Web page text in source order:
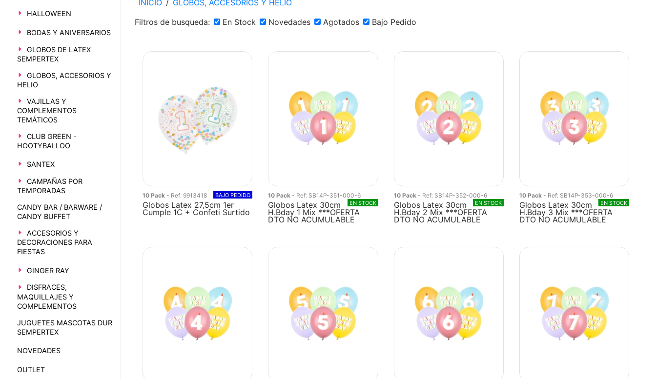
HALLOWEEN
BODAS Y ANIVERSARIOS
GLOBOS DE LATEX
SEMPERTEX
GLOBOS, ACCESORIOS Y
HELIO
VAJILLAS Y
COMPLEMENTOS
TEMÁTICOS
CLUB GREEN -
HOOTYBALLOO
SANTEX
CAMPAÑAS POR
TEMPORADAS
CANDY BAR / BARWARE /
CANDY BUFFET
ACCESORIOS Y
DECORACIONES PARA
FIESTAS
GINGER RAY
DISFRACES,
MAQUILLAJES Y
COMPLEMENTOS
JUGUETES MASCOTAS DUR
SEMPERTEX
NOVEDADES
OUTLET
INICIO / GLOBOS, ACCESORIOS Y HELIO
Filtros de busqueda:
En Stock Novedades Agotados Bajo Pedido
10 Pack - Ref: 9913418 BAJO PEDIDO
Globos Latex 27,5cm 1er
Cumple 1C + Confeti Surtido
10 Pack - Ref: SB14P-351-000-6
EN STOCK
Globos Latex 30cm
H.Bday 1 Mix ***OFERTA
DTO NO ACUMULABLE
10 Pack - Ref: SB14P-352-000-6
EN STOCK
Globos Latex 30cm
H.Bday 2 Mix ***OFERTA
DTO NO ACUMULABLE
10 Pack - Ref: SB14P-353-000-6
EN STOCK
Globos Latex 30cm
H.Bday 3 Mix ***OFERTA
DTO NO ACUMULABLE